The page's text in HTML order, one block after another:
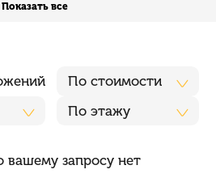
Показать все
По этажу
По стоимости
вашему запросу нет